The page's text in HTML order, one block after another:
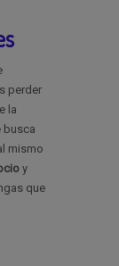
perder
la
busca
mismo
y
que